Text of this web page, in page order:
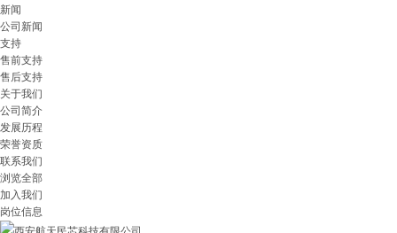
新闻
公司新闻
支持
售前支持
售后支持
关于我们
公司简介
发展历程
荣誉资质
联系我们
浏览全部
加入我们
岗位信息